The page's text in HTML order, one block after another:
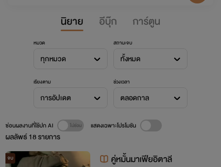
นิยาย อีบุ๊ก การ์ตูน
หมวด
ทุกหมวด
สถานะจบ
ทั้งหมด
เรียงตาม
การอัปเดต
ช่วงเวลา
ตลอดกาล
ผลลัพธ์18รายการ
ซ่อนผลงานที่ใช้ปก AI แสดงเฉพาะโปรโมชัน
จบ คู่หมั้นมาเฟียอิตาลี